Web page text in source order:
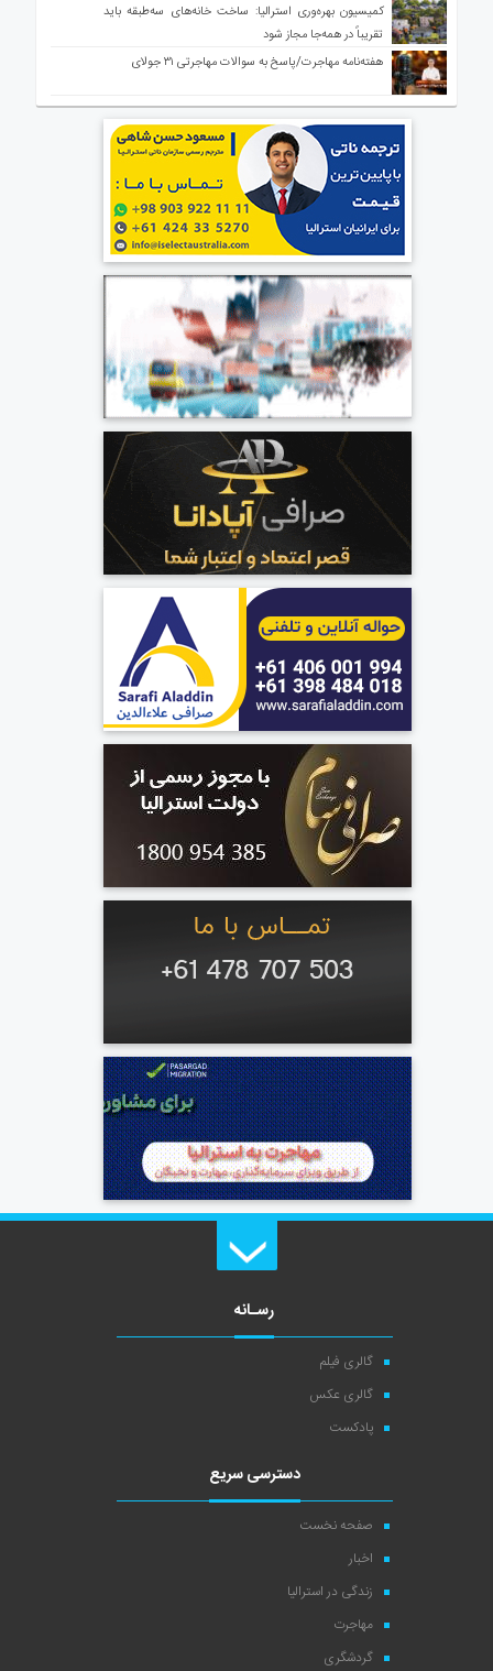
کمیسیون بهره‌وری استرالیا: ساخت خانه‌های سه‌طبقه باید
تقریباً در همه‌جا مجاز شود
هفته‌نامه مهاجرت/پاسخ به سوالات مهاجرتی ۳۱ جولای
رسـانه
گالری فیلم
گالری عکس
پادکست
دسترسی سریع
صفحه نخست
اخبار
زندگی در استرالیا
مهاجرت
گردشگری